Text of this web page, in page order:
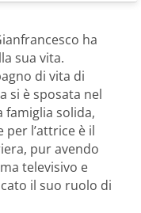
ha
sua vita.
di vita di
si è sposata nel
famiglia solida,
l’attrice è il
pur avendo
televisivo e
il suo ruolo di